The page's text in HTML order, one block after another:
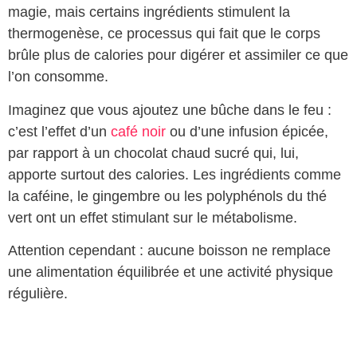
magie, mais certains ingrédients stimulent la
thermogenèse, ce processus qui fait que le corps
brûle plus de calories pour digérer et assimiler ce que
l’on consomme.
Imaginez que vous ajoutez une bûche dans le feu :
c’est l’effet d’un café noir ou d’une infusion épicée,
par rapport à un chocolat chaud sucré qui, lui,
apporte surtout des calories. Les ingrédients comme
la caféine, le gingembre ou les polyphénols du thé
vert ont un effet stimulant sur le métabolisme.
Attention cependant : aucune boisson ne remplace
une alimentation équilibrée et une activité physique
régulière.